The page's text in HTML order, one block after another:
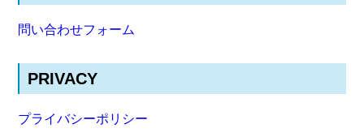
問い合わせフォーム
PRIVACY
プライバシーポリシー